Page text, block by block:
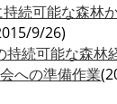
続可能な森林
9/26)
持続可能な森林
への準備作業